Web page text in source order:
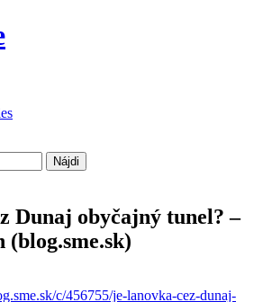
Dunaj obyčajný tunel? –
c/456755/je-lanovka-cez-dunaj-